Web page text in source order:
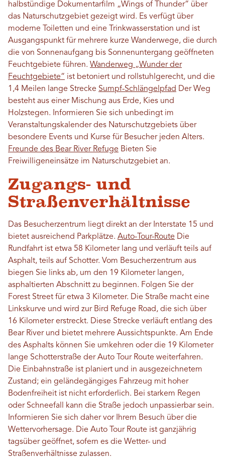
halbstündige Dokumentarfilm „Wings of Thunder“ über
das Naturschutzgebiet gezeigt wird. Es verfügt über
moderne Toiletten und eine Trinkwasserstation und ist
Ausgangspunkt für mehrere kurze Wanderwege, die durch
die von Sonnenaufgang bis Sonnenuntergang geöffneten
Feuchtgebiete führen. Wanderweg „Wunder der
Feuchtgebiete“ ist betoniert und rollstuhlgerecht, und die
1,4 Meilen lange Strecke Sumpf-Schlängelpfad Der Weg
besteht aus einer Mischung aus Erde, Kies und
Holzstegen. Informieren Sie sich unbedingt im
Veranstaltungskalender des Naturschutzgebiets über
besondere Events und Kurse für Besucher jeden Alters.
Freunde des Bear River Refuge Bieten Sie
Freiwilligeneinsätze im Naturschutzgebiet an.
Zugangs- und
Straßenverhältnisse
Das Besucherzentrum liegt direkt an der Interstate 15 und
bietet ausreichend Parkplätze. Auto-Tour-Route Die
Rundfahrt ist etwa 58 Kilometer lang und verläuft teils auf
Asphalt, teils auf Schotter. Vom Besucherzentrum aus
biegen Sie links ab, um den 19 Kilometer langen,
asphaltierten Abschnitt zu beginnen. Folgen Sie der
Forest Street für etwa 3 Kilometer. Die Straße macht eine
Linkskurve und wird zur Bird Refuge Road, die sich über
16 Kilometer erstreckt. Diese Strecke verläuft entlang des
Bear River und bietet mehrere Aussichtspunkte. Am Ende
des Asphalts können Sie umkehren oder die 19 Kilometer
lange Schotterstraße der Auto Tour Route weiterfahren.
Die Einbahnstraße ist planiert und in ausgezeichnetem
Zustand; ein geländegängiges Fahrzeug mit hoher
Bodenfreiheit ist nicht erforderlich. Bei starkem Regen
oder Schneefall kann die Straße jedoch unpassierbar sein.
Informieren Sie sich daher vor Ihrem Besuch über die
Wettervorhersage. Die Auto Tour Route ist ganzjährig
tagsüber geöffnet, sofern es die Wetter- und
Straßenverhältnisse zulassen.